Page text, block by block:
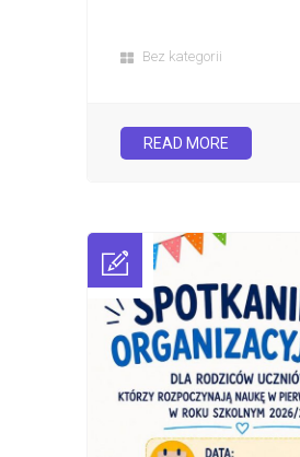
Bez kategorii
READ MORE